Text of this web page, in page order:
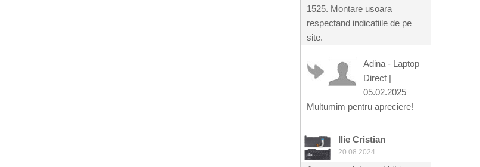
1525. Montare usoara
respectand indicatiile de pe
site.
Adina - Laptop
Direct |
05.02.2025
Multumim pentru apreciere!
Ilie Cristian
20.08.2024